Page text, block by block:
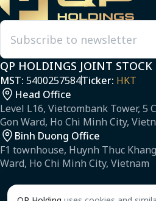
Email
QP HOLDINGS JOINT STOCK
MST: 5400257584Ticker: HKT
Head Office
Level L16, Vietcombank Tower, 5
Gon Ward, Ho Chi Minh City,
Binh Duong Office
F1 townhouse, Huynh Thuc
Ward, Ho Chi Minh City, Vietnam